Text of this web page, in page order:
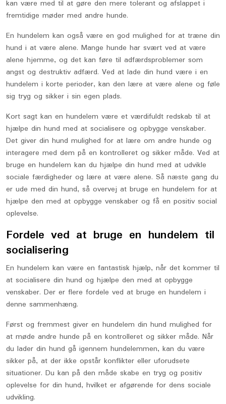
kan være med til at gøre den mere tolerant og afslappet i
fremtidige møder med andre hunde.
En hundelem kan også være en god mulighed for at træne din
hund i at være alene. Mange hunde har svært ved at være
alene hjemme, og det kan føre til adfærdsproblemer som
angst og destruktiv adfærd. Ved at lade din hund være i en
hundelem i korte perioder, kan den lære at være alene og føle
sig tryg og sikker i sin egen plads.
Kort sagt kan en hundelem være et værdifuldt redskab til at
hjælpe din hund med at socialisere og opbygge venskaber.
Det giver din hund mulighed for at lære om andre hunde og
interagere med dem på en kontrolleret og sikker måde. Ved at
bruge en hundelem kan du hjælpe din hund med at udvikle
sociale færdigheder og lære at være alene. Så næste gang du
er ude med din hund, så overvej at bruge en hundelem for at
hjælpe den med at opbygge venskaber og få en positiv social
oplevelse.
Fordele ved at bruge en hundelem til
socialisering
En hundelem kan være en fantastisk hjælp, når det kommer til
at socialisere din hund og hjælpe den med at opbygge
venskaber. Der er flere fordele ved at bruge en hundelem i
denne sammenhæng.
Først og fremmest giver en hundelem din hund mulighed for
at møde andre hunde på en kontrolleret og sikker måde. Når
du lader din hund gå igennem hundelemmen, kan du være
sikker på, at der ikke opstår konflikter eller uforudsete
situationer. Du kan på den måde skabe en tryg og positiv
oplevelse for din hund, hvilket er afgørende for dens sociale
udvikling.